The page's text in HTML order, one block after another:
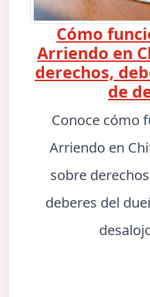
Cómo
Arriendo en
derechos,
de
Conoce cómo
Arriendo en
sobre
deberes del